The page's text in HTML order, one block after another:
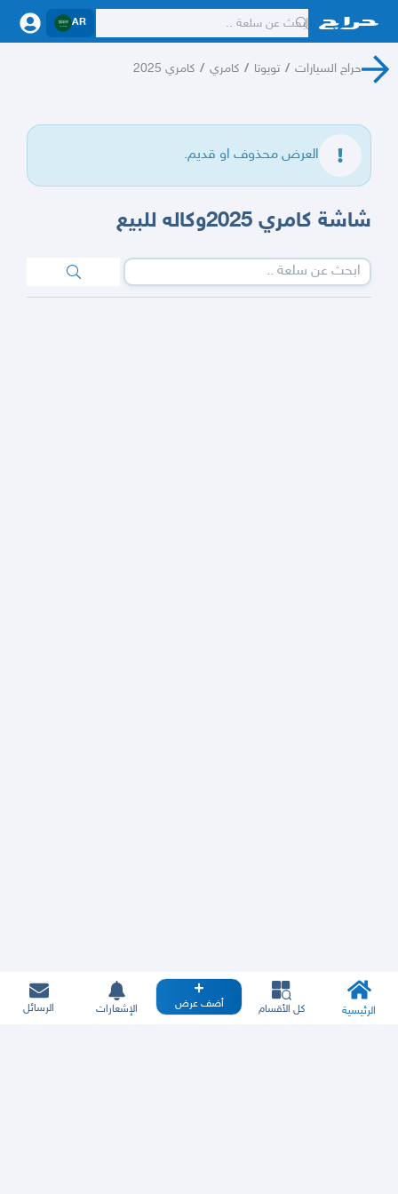
AR
حراج السيارات / تويوتا / كامري / كامري 2025
العرض محذوف او قديم.
شاشة كامري 2025وكاله للبيع
الرئيسية كل الأقسام أضف عرض الإشعارات الرسائل